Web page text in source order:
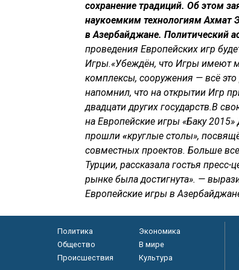
сохранение традиций. Об этом
наукоемким технологиям Ахмат
в Азербайджане. Политический
проведения Европейских игр
Игры.«Убеждён, что Игры имеют
комплексы, сооружения — всё это
напомнил, что на открытии Игр
двадцати других государств.В
на Европейские игры «Баку
прошли «круглые столы»,
совместных проектов. Больше
Турции, рассказала гостья
рынке была достигнута». —
Европейские игры в
Политика
Экономика
Общество
В мире
Происшествия
Культура